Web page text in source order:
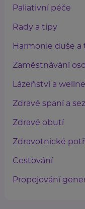
Paliativní péče
Rady a tipy
Harmonie duše a
Zaměstnávání
Lázeňství a
Zdravé spaní a
Zdravé obutí
Zdravotnické
Cestování
Propojování